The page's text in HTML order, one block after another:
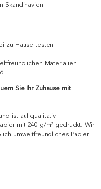
Skandinavien
zu Hause testen
Materialien
Sie Ihr Zuhause mit
ist auf qualitativ
mit 240 g/m² gedruckt. Wir
umweltfreundliches Papier